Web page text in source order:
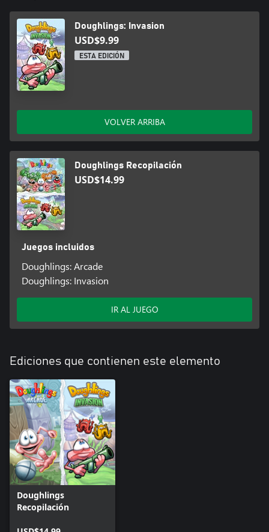
Doughlings: Invasion
USD$9.99
ESTA EDICIÓN
VOLVER ARRIBA
Doughlings Recopilación
USD$14.99
Juegos incluidos
Doughlings: Arcade
Doughlings: Invasion
IR AL JUEGO
Ediciones que contienen este elemento
Doughlings
Recopilación